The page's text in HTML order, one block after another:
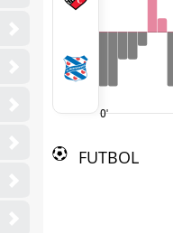
0'
FUTBOL